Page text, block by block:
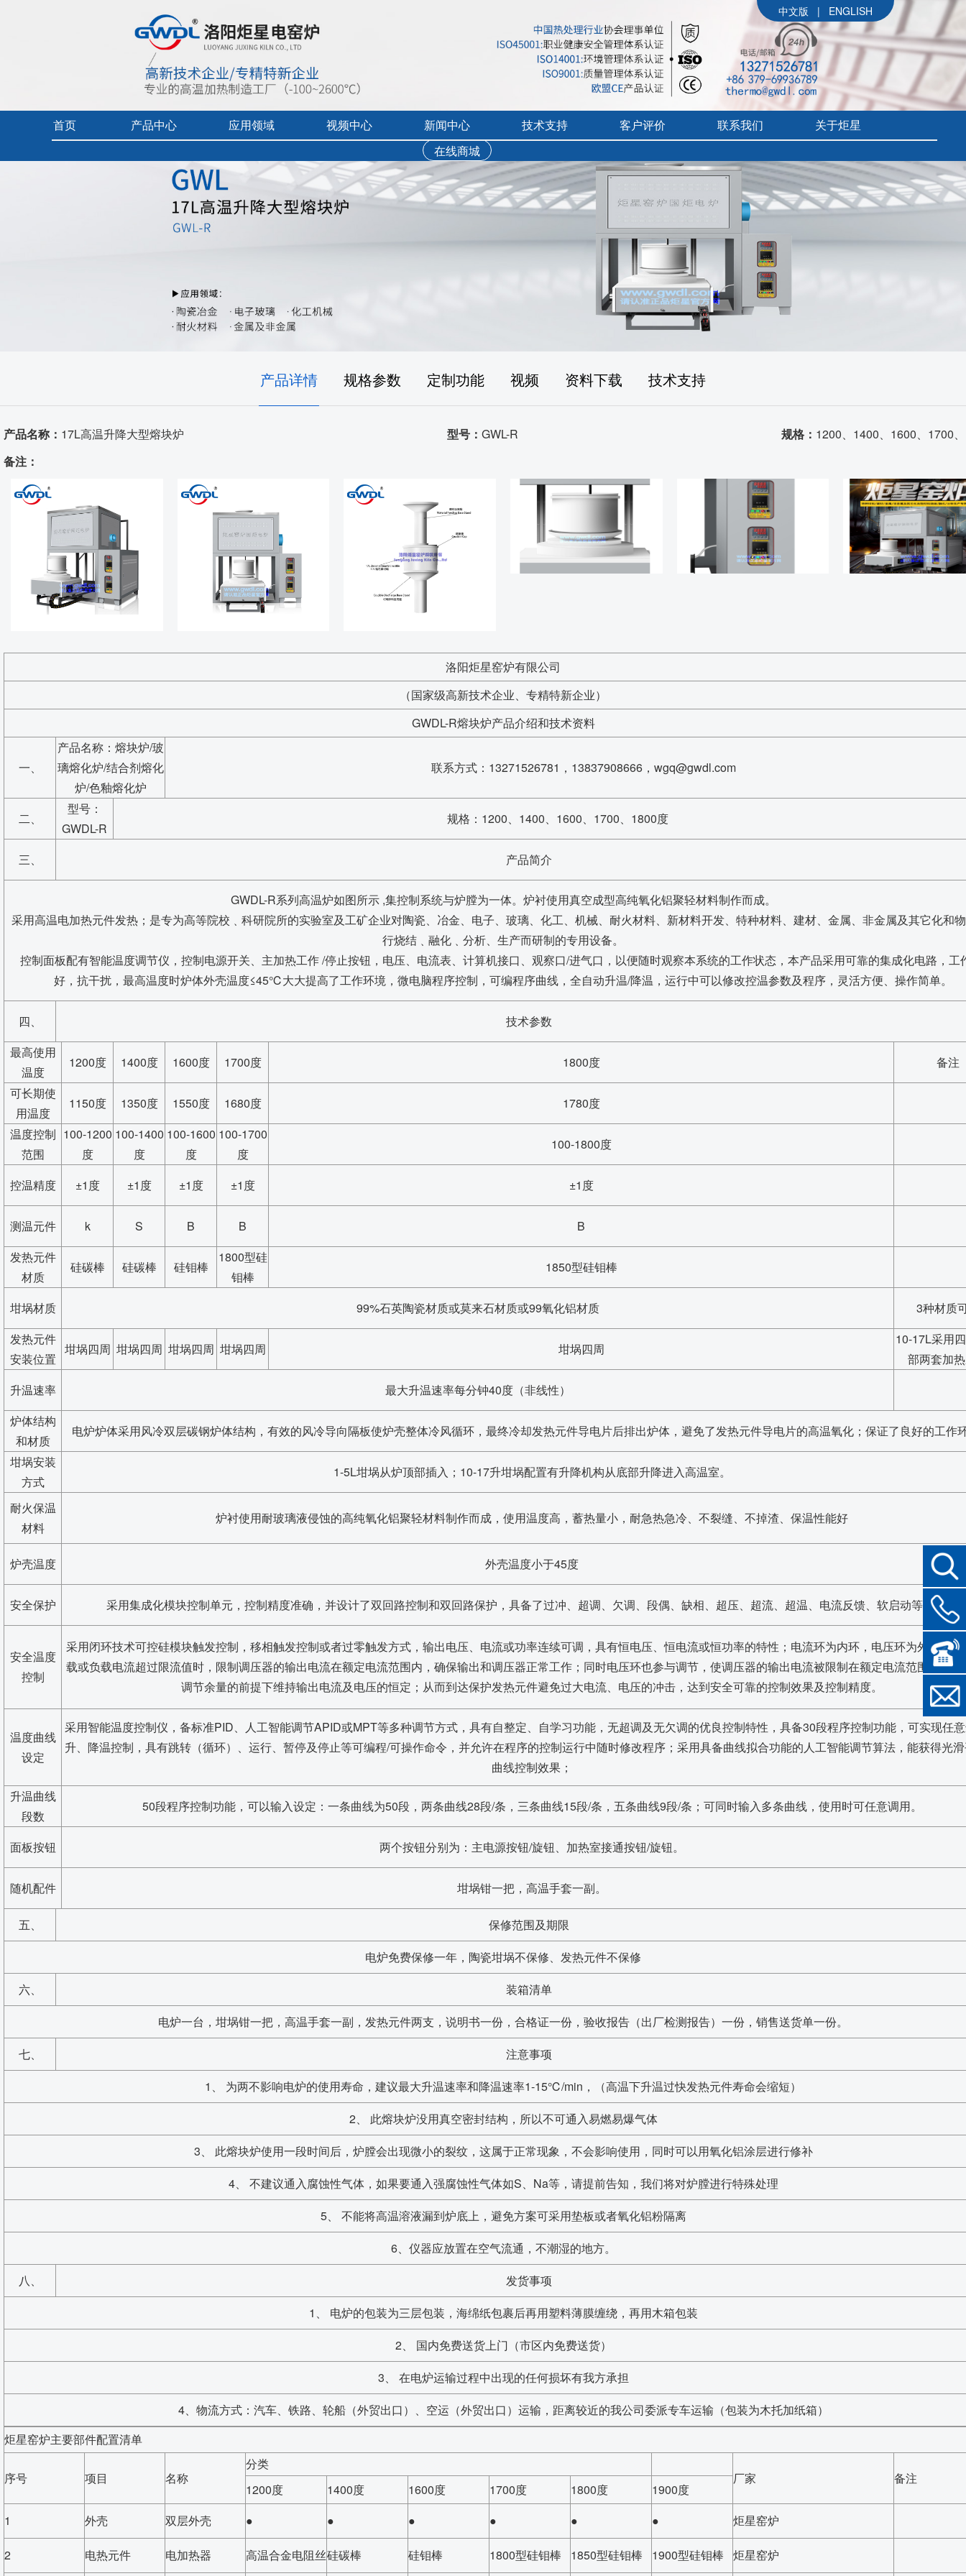
中文版 | ENGLISH
首页 产品中心
电炉配件
应用领域
燃料电池专用炉
热加工技术（空气）
先进材料、增材制造、铸造
实验室、电池材料
视频中心
产品中心目录宣传视频
新闻中心
行业展会活动
公司新闻
技术支持
售后服务
免费培训
客户评价
工业炉客户评价
真空气氛炉客户评价
耐火隔热材料客户评价
烘干箱客户评价
联系我们 关于炬星
参展信息
企业文化
组织架构
品质证书
在线商城
首页> 产品中心 >实验电炉-熔块炉 > 17L高温升降大型熔块炉
产品详情 规格参数 定制功能 视频 资料下载 技术支持
产品名称： 17L高温升降大型熔块炉 型号： GWL-R 规格： 1200、1400、1600、1700
备注：
洛阳炬星窑炉有限公司
（国家级高新技术企业、专精特新企业）
GWDL-R熔块炉产品介绍和技术资料
一、
产品名称：熔块炉/玻
璃熔化炉/结合剂熔化
炉/色釉熔化炉
联系方式：13271526781，13837908666，wgq@gwdl.com
二、
型号：
GWDL-R
规格：1200、1400、1600、1700、1800度
三、 产品简介
GWDL-R系列高温炉如图所示 ,集控制系统与炉膛为一体。炉衬使用真空成型高纯氧化铝聚轻材料制作而成。
采用高温电加热元件发热；是专为高等院校﹑科研院所的实验室及工矿企业对陶瓷、冶金、电子、玻璃、化工、机械、耐火材料、新材料开发、特种材料、建材、金属、非金属及其它化和
行烧结﹑融化﹑分析、生产而研制的专用设备。
控制面板配有智能温度调节仪，控制电源开关、主加热工作 /停止按钮，电压、电流表、计算机接口、观察口/进气口，以便随时观察本系统的工作状态，本产品采用可靠的集成化电路，工
好，抗干扰，最高温度时炉体外壳温度≤45℃大大提高了工作环境，微电脑程序控制，可编程序曲线，全自动升温/降温，运行中可以修改控温参数及程序，灵活方便、操作简单。
四、
技术参数
最高使用
温度
1200度 1400度 1600度 1700度 1800度
备注
可长期使
用温度
1150度 1350度 1550度 1680度
1780度
温度控制
范围
100-1200
度
100-1400
度
100-1600
度
100-1700
度
100-1800度
控温精度 ±1度 ±1度 ±1度 ±1度 ±1度
测温元件 k S B B
B
发热元件
材质
硅碳棒 硅碳棒 硅钼棒
1800型硅
钼棒
1850型硅钼棒
坩埚材质 99%石英陶瓷材质或莫来石材质或99氧化铝材质
3种材质
发热元件
安装位置
坩埚四周 坩埚四周 坩埚四周 坩埚四周 坩埚四周
10-17L采用
部两套加
升温速率
最大升温速率每分钟40度（非线性）
炉体结构
和材质
电炉炉体采用风冷双层碳钢炉体结构，有效的风冷导向隔板使炉壳整体冷风循环，最终冷却发热元件导电片后排出炉体，避免了发热元件导电片的高温氧化；保证了良好的工作
坩埚安装
方式
1-5L坩埚从炉顶部插入；10-17升坩埚配置有升降机构从底部升降进入高温室。
耐火保温
材料
炉衬使用耐玻璃液侵蚀的高纯氧化铝聚轻材料制作而成，使用温度高，蓄热量小，耐急热急冷、不裂缝、不掉渣、保温性能好
炉壳温度 外壳温度小于45度
安全保护 采用集成化模块控制单元，控制精度准确，并设计了双回路控制和双回路保护，具备了过冲、超调、欠调、段偶、缺相、超压、超流、超温、电流反馈、软启动等保护。
安全温度
控制
采用闭环技术可控硅模块触发控制，移相触发控制或者过零触发方式，输出电压、电流或功率连续可调，具有恒电压、恒电流或恒功率的特性；电流环为内环，电压环为外环，
载或负载电流超过限流值时，限制调压器的输出电流在额定电流范围内，确保输出和调压器正常工作；同时电压环也参与调节，使调压器的输出电流被限制在额定电流范围内，
调节余量的前提下维持输出电流及电压的恒定；从而到达保护发热元件避免过大电流、电压的冲击，达到安全可靠的控制效果及控制精度。
温度曲线
设定
采用智能温度控制仪，备标准PID、人工智能调节APID或MPT等多种调节方式，具有自整定、自学习功能，无超调及无欠调的优良控制特性，具备30段程序控制功能，可实现任
升、降温控制，具有跳转（循环）、运行、暂停及停止等可编程/可操作命令，并允许在程序的控制运行中随时修改程序；采用具备曲线拟合功能的人工智能调节算法，能获得光
曲线控制效果；
升温曲线
段数
50段程序控制功能，可以输入设定：一条曲线为50段，两条曲线28段/条，三条曲线15段/条，五条曲线9段/条；可同时输入多条曲线，使用时可任意调用。
面板按钮 两个按钮分别为：主电源按钮/旋钮、加热室接通按钮/旋钮。
随机配件 坩埚钳一把，高温手套一副。
五、
保修范围及期限
电炉免费保修一年，陶瓷坩埚不保修、发热元件不保修
六、
装箱清单
电炉一台，坩埚钳一把，高温手套一副，发热元件两支，说明书一份，合格证一份，验收报告（出厂检测报告）一份，销售送货单一份。
七、
注意事项
1、 为两不影响电炉的使用寿命，建议最大升温速率和降温速率1-15℃/min，（高温下升温过快发热元件寿命会缩短）
2、 此熔块炉没用真空密封结构，所以不可通入易燃易爆气体
3、 此熔块炉使用一段时间后，炉膛会出现微小的裂纹，这属于正常现象，不会影响使用，同时可以用氧化铝涂层进行修补
4、 不建议通入腐蚀性气体，如果要通入强腐蚀性气体如S、Na等，请提前告知，我们将对炉膛进行特殊处理
5、 不能将高温溶液漏到炉底上，避免方案可采用垫板或者氧化铝粉隔离
6、仪器应放置在空气流通，不潮湿的地方。
八、
发货事项
1、 电炉的包装为三层包装，海绵纸包裹后再用塑料薄膜缠绕，再用木箱包装
2、 国内免费送货上门（市区内免费送货）
3、 在电炉运输过程中出现的任何损坏有我方承担
4、物流方式：汽车、铁路、轮船（外贸出口）、空运（外贸出口）运输，距离较近的我公司委派专车运输（包装为木托加纸箱）
炬星窑炉主要部件配置清单
序号 项目 名称
分类
厂家
备注
1200度 1400度 1600度 1700度 1800度
1900度
1
外壳 双层外壳 ● ● ● ● ● ● 炬星窑炉
2 电热元件 电加热器 高温合金电阻丝硅碳棒 硅钼棒 1800型硅钼棒 1850型硅钼棒 1900型硅钼棒 炬星窑炉